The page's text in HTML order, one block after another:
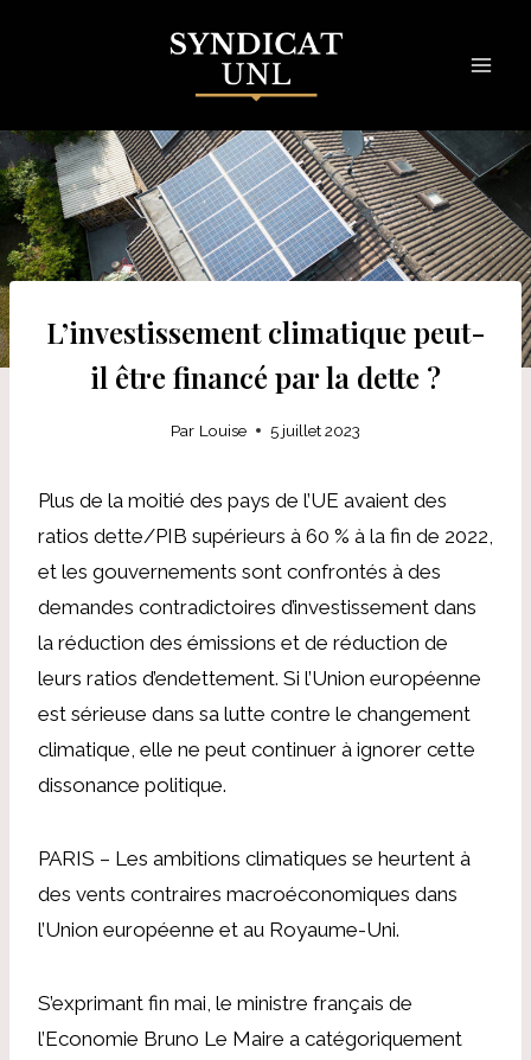
L’investissement climatique peut-
il être financé par la dette ?
Par Louise 5 juillet 2023
Plus de la moitié des pays de l’UE avaient des
ratios dette/PIB supérieurs à 60 % à la fin de 2022,
et les gouvernements sont confrontés à des
demandes contradictoires d’investissement dans
la réduction des émissions et de réduction de
leurs ratios d’endettement. Si l’Union européenne
est sérieuse dans sa lutte contre le changement
climatique, elle ne peut continuer à ignorer cette
dissonance politique.
PARIS – Les ambitions climatiques se heurtent à
des vents contraires macroéconomiques dans
l’Union européenne et au Royaume-Uni.
S’exprimant fin mai, le ministre français de
l’Economie Bruno Le Maire a catégoriquement